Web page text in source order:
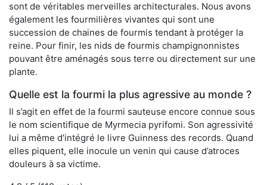
sont de véritables merveilles architecturales. Nous avons
également les fourmilières vivantes qui sont une
succession de chaines de fourmis tendant à protéger la
reine. Pour finir, les nids de fourmis champignonnistes
pouvant être aménagés sous terre ou directement sur une
plante.
Quelle est la fourmi la plus agressive au monde ?
Il s’agit en effet de la fourmi sauteuse encore connue sous
le nom scientifique de Myrmecia pyrifomi. Son agressivité
lui a même d’intégré le livre Guinness des records. Quand
elles piquent, elle inocule un venin qui cause d’atroces
douleurs à sa victime.